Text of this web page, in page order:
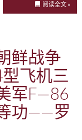
阅读全文 »
鲜战争
飞机三
军F—86
功——罗